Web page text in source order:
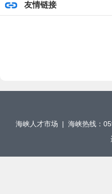
友情链接
海峡人才市场 | 海峡热线：